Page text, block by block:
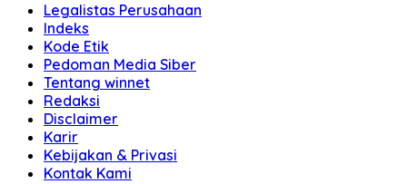
Legalistas Perusahaan
Indeks
Kode Etik
Pedoman Media Siber
Tentang winnet
Redaksi
Disclaimer
Karir
Kebijakan & Privasi
Kontak Kami